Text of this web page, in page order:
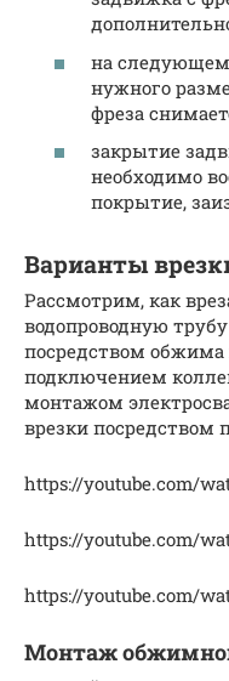
на следующем
нужного
фреза
закрытие
необходимо
покрытие,
Варианты
Рассмотрим, как
водопроводную
посредством
подключением
монтажом
врезки посредством
https://youtube.com/
https://youtube.com/
https://youtube.com/
Монтаж